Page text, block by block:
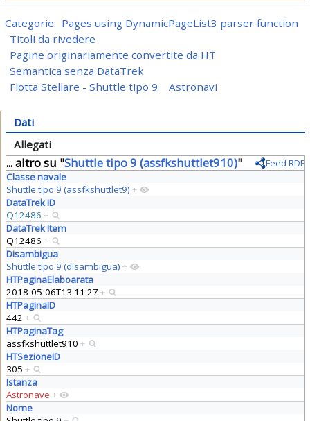
Categorie: Pages using DynamicPageList3 parser function
Titoli da rivedere
Pagine originariamente convertite da HT
Semantica senza DataTrek
Flotta Stellare - Shuttle tipo 9
Astronavi
Dati
Allegati
... altro su "Shuttle tipo 9 (assfkshuttlet910)"
Feed RDF
Classe navale
Shuttle tipo 9 (assfkshuttlet9) +
DataTrek ID
Q12486 +
DataTrek Item
Q12486 +
Disambigua
Shuttle tipo 9 (disambigua) +
HTPaginaElaboarata
2018-05-06T13:11:27 +
HTPaginaID
442 +
HTPaginaTag
assfkshuttlet910 +
HTSezioneID
305 +
Istanza
Astronave +
Nome